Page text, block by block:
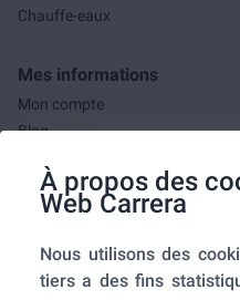
À propos des
Web Carrera
Nous utilisons des
tiers a des fins
Chauffe-eaux
Mes informations
Mon compte
Blog
Mes commandes
A propos de nous
A propos